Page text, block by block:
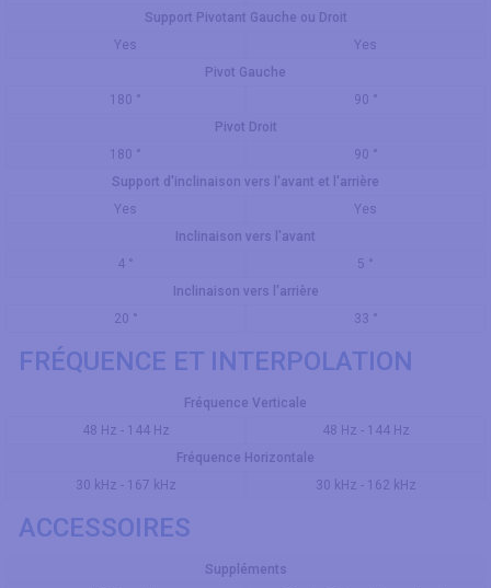
Support Pivotant Gauche ou Droit
Yes
Yes
Pivot Gauche
180 °
90 °
Pivot Droit
180 °
90 °
Support d'inclinaison vers l'avant et l'arrière
Yes
Yes
Inclinaison vers l'avant
4 °
5 °
Inclinaison vers l'arrière
20 °
33 °
FRÉQUENCE ET INTERPOLATION
Fréquence Verticale
48 Hz - 144 Hz
48 Hz - 144 Hz
Fréquence Horizontale
30 kHz - 167 kHz
30 kHz - 162 kHz
ACCESSOIRES
Suppléments